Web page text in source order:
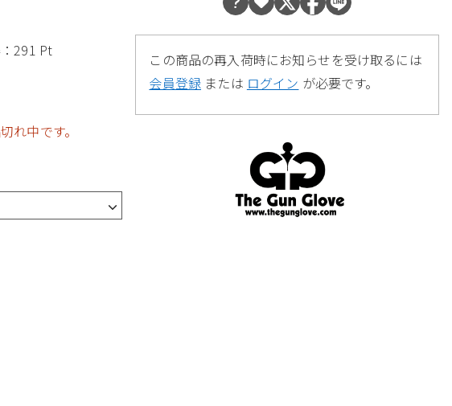
291 Pt
れ中です。
この商品の再入荷時にお知らせを受け取るには
会員登録 または ログイン が必要です。